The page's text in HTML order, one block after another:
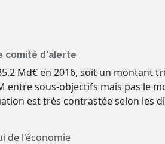
comité d'alerte
Md€ en 2016, soit un montant
sous-objectifs mais pas le
est très contrastée selon les
de l'économie